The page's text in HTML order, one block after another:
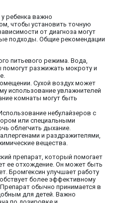
ребенка важно
чтобы установить точную
от диагноза могут
подходы. Общие рекомендации
питьевого режима. Вода,
разжижать мокроту и
Сухой воздух может
использование увлажнителей
комнаты могут быть
небулайзеров с
или специальными
облегчить дыхание.
и раздражителями,
вещества.
препарат, который помогает
ее отхождение. Он может быть
Бромгексин улучшает работу
более эффективному
обычно принимается в
для детей. Важно